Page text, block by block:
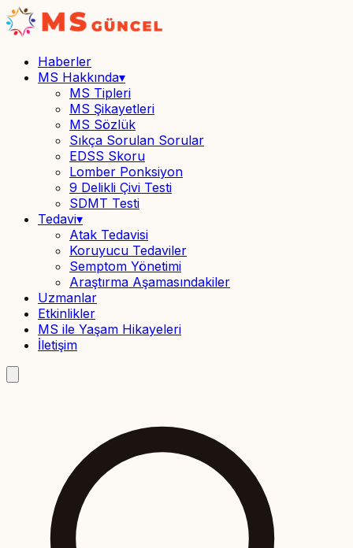
Haberler
MS Hakkında▾
MS Tipleri
MS Şikayetleri
MS Sözlük
Sıkça Sorulan Sorular
EDSS Skoru
Lomber Ponksiyon
9 Delikli Çivi Testi
SDMT Testi
Tedavi▾
Atak Tedavisi
Koruyucu Tedaviler
Semptom Yönetimi
Araştırma Aşamasındakiler
Uzmanlar
Etkinlikler
MS ile Yaşam Hikayeleri
İletişim